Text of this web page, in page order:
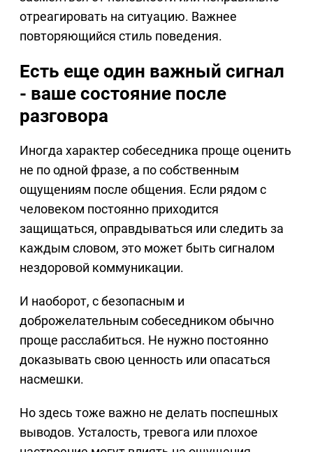
отреагировать на ситуацию. Важнее
повторяющийся стиль поведения.
Есть еще один важный сигнал
- ваше состояние после
разговора
Иногда характер собеседника проще оценить
не по одной фразе, а по собственным
ощущениям после общения. Если рядом с
человеком постоянно приходится
защищаться, оправдываться или следить за
каждым словом, это может быть сигналом
нездоровой коммуникации.
И наоборот, с безопасным и
доброжелательным собеседником обычно
проще расслабиться. Не нужно постоянно
доказывать свою ценность или опасаться
насмешки.
Но здесь тоже важно не делать поспешных
выводов. Усталость, тревога или плохое